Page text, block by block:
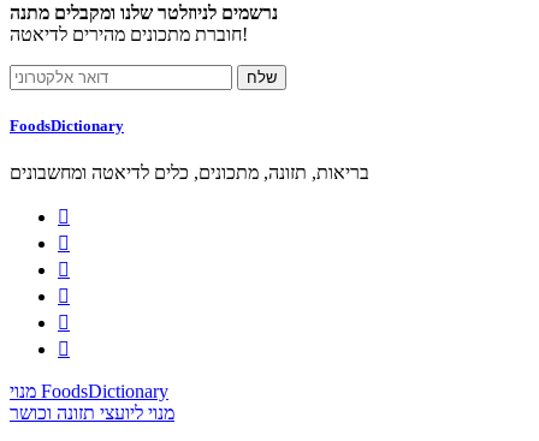
נרשמים לניוזלטר שלנו ומקבלים מתנה
חוברת מתכונים מהירים לדיאטה!
FoodsDictionary
בריאות, תזונה, מתכונים, כלים לדיאטה ומחשבונים






מנוי FoodsDictionary
מנוי ליועצי תזונה וכושר